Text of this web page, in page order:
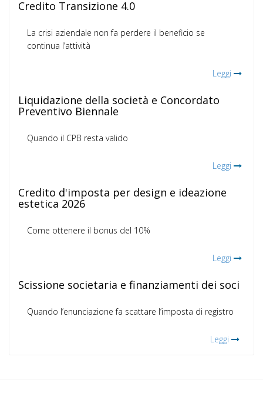
Credito Transizione 4.0
La crisi aziendale non fa perdere il beneficio se
continua l’attività
Leggi
Liquidazione della società e Concordato
Preventivo Biennale
Quando il CPB resta valido
Leggi
Credito d'imposta per design e ideazione
estetica 2026
Come ottenere il bonus del 10%
Leggi
Scissione societaria e finanziamenti dei soci
Quando l’enunciazione fa scattare l’imposta di registro
Leggi